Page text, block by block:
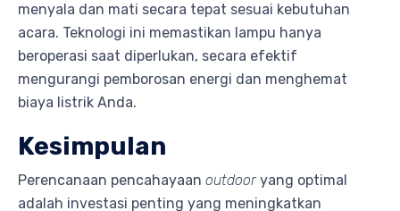
menyala dan mati secara tepat sesuai kebutuhan
acara. Teknologi ini memastikan lampu hanya
beroperasi saat diperlukan, secara efektif
mengurangi pemborosan energi dan menghemat
biaya listrik Anda.
Kesimpulan
Perencanaan pencahayaan outdoor yang optimal
adalah investasi penting yang meningkatkan